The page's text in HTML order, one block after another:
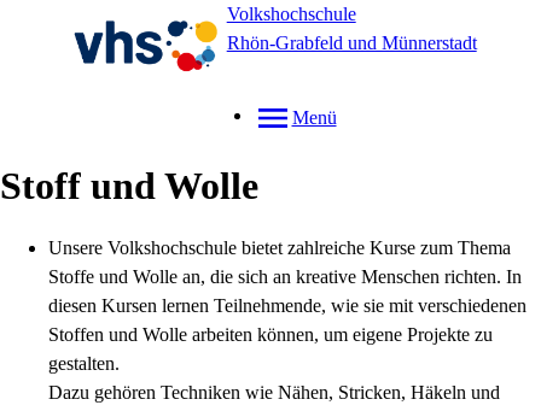
Volkshochschule
Rhön-Grabfeld und Münnerstadt
Menü
Stoff und Wolle
Unsere Volkshochschule bietet zahlreiche Kurse zum Thema
Stoffe und Wolle an, die sich an kreative Menschen richten. In
diesen Kursen lernen Teilnehmende, wie sie mit verschiedenen
Stoffen und Wolle arbeiten können, um eigene Projekte zu
gestalten.
Dazu gehören Techniken wie Nähen, Stricken, Häkeln und